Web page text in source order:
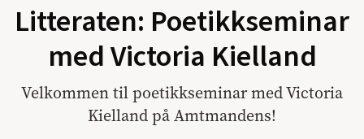
Litteraten: Poetikkseminar
med Victoria Kielland
Velkommen til poetikkseminar med Victoria
Kielland på Amtmandens!